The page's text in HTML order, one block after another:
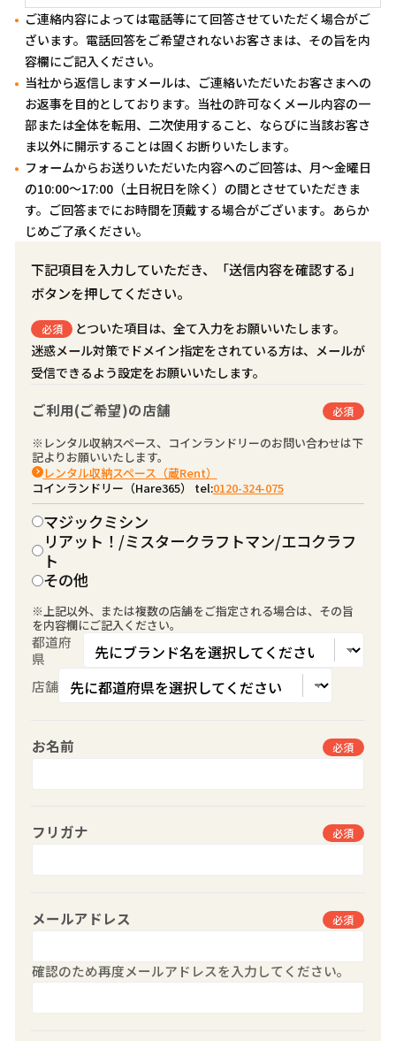
ご連絡内容によっては電話等にて回答させていただく場合がご
ざいます。電話回答をご希望されないお客さまは、その旨を内
容欄にご記入ください。
当社から返信しますメールは、ご連絡いただいたお客さまへの
お返事を目的としております。当社の許可なくメール内容の一
部または全体を転用、二次使用すること、ならびに当該お客さ
ま以外に開示することは固くお断りいたします。
フォームからお送りいただいた内容へのご回答は、月～金曜日
の10:00～17:00（土日祝日を除く）の間とさせていただきま
す。ご回答までにお時間を頂戴する場合がございます。あらか
じめご了承ください。
下記項目を入力していただき、「送信内容を確認する」
ボタンを押してください。
必須
とついた項目は、全て入力をお願いいたします。
迷惑メール対策でドメイン指定をされている方は、メールが
受信できるよう設定をお願いいたします。
ご利用(ご希望)の店舗 必須
※レンタル収納スペース、コインランドリーのお問い合わせは下
記よりお願いいたします。
レンタル収納スペース（蔵Rent）
コインランドリー（Hare365） tel:0120-324-075
マジックミシン
リアット！/ミスタークラフトマン/エコクラフ
ト
その他
※上記以外、または複数の店舗をご指定される場合は、その旨
を内容欄にご記入ください。
都道府
県
店舗
お名前 必須
フリガナ 必須
メールアドレス 必須
確認のため再度メールアドレスを入力してください。